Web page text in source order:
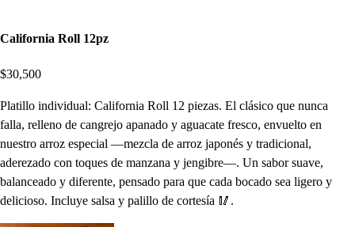
California Roll 12pz
$30,500
Platillo individual: California Roll 12 piezas. El clásico que nunca
falla, relleno de cangrejo apanado y aguacate fresco, envuelto en
nuestro arroz especial —mezcla de arroz japonés y tradicional,
aderezado con toques de manzana y jengibre—. Un sabor suave,
balanceado y diferente, pensado para que cada bocado sea ligero y
delicioso. Incluye salsa y palillo de cortesía 🥢.